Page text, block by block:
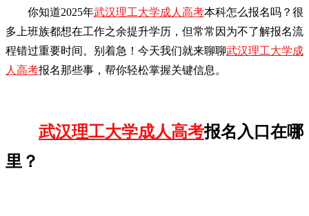
你知道2025年武汉理工大学成人高考本科怎么报名吗？很
多上班族都想在工作之余提升学历，但常常因为不了解报名流
程错过重要时间。别着急！今天我们就来聊聊武汉理工大学成
人高考报名那些事，帮你轻松掌握关键信息。
武汉理工大学成人高考报名入口在哪
里？